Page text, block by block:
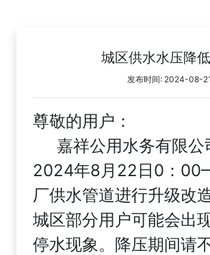
城区供水水压降
发布时间: 2024-08-21
尊敬的用户：
嘉祥公用水务有限公
2024年8月22日0：
厂供水管道进行升级改
城区部分用户可能会出
停水现象。降压期间请